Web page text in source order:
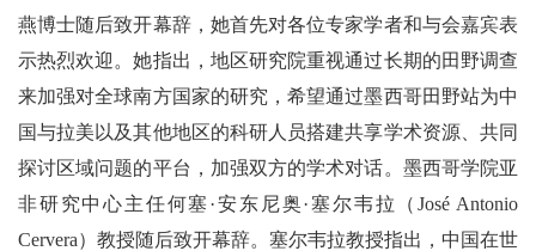
燕博士随后致开幕辞，她首先对各位专家学者和与会嘉宾表
示热烈欢迎。她指出，地区研究院重视通过长期的田野调查
来加强对全球南方国家的研究，希望通过墨西哥田野站为中
国与拉美以及其他地区的科研人员搭建共享学术资源、共同
探讨区域问题的平台，加强双方的学术对话。墨西哥学院亚
非研究中心主任何塞·安东尼奥·塞尔韦拉（José Antonio
Cervera）教授随后致开幕辞。塞尔韦拉教授指出，中国在世